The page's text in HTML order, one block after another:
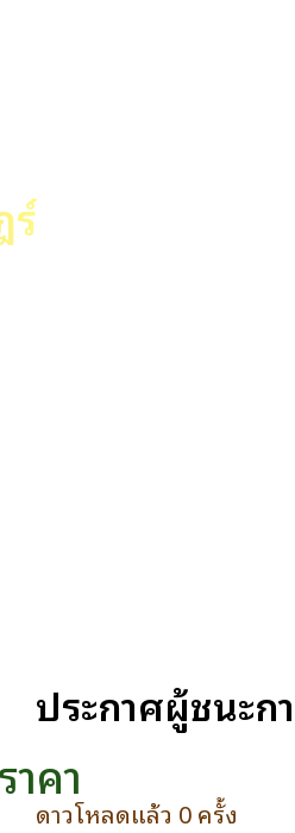
ร์
คา
ประกาศผู้ชนะก
ดาวโหลดแล้ว 0 ครั้ง